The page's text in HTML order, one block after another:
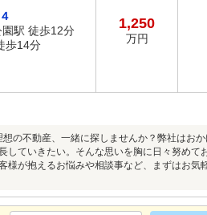
駅 徒歩12分
歩14分
1,250
万円
不動産、一緒に探しませんか？弊社はおか
していきたい。そんな思いを胸に日々努めて
様が抱えるお悩みや相談事など、まずはお気